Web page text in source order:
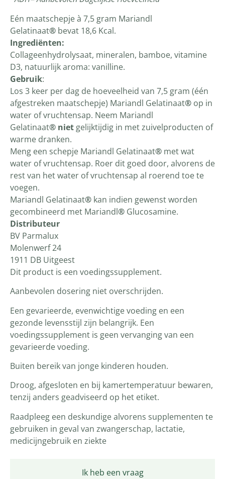
Ik heb een vraag
Eén maatschepje à 7,5 gram Mariandl
Gelatinaat® bevat 18,6 Kcal.
Ingrediënten:
Collageenhydrolysaat, mineralen, bamboe, vitamine
D3, natuurlijk aroma: vanilline.
Gebruik:
Los 3 keer per dag de hoeveelheid van 7,5 gram (één
afgestreken maatschepje) Mariandl Gelatinaat® op in
water of vruchtensap. Neem Mariandl
Gelatinaat® niet gelijktijdig in met zuivelproducten of
warme dranken.
Meng een schepje Mariandl Gelatinaat® met wat
water of vruchtensap. Roer dit goed door, alvorens de
rest van het water of vruchtensap al roerend toe te
voegen.
Mariandl Gelatinaat® kan indien gewenst worden
gecombineerd met Mariandl® Glucosamine.
Distributeur
BV Parmalux
Molenwerf 24
1911 DB Uitgeest
Dit product is een voedingssupplement.
Aanbevolen dosering niet overschrijden.
Een gevarieerde, evenwichtige voeding en een
gezonde levensstijl zijn belangrijk. Een
voedingssupplement is geen vervanging van een
gevarieerde voeding.
Buiten bereik van jonge kinderen houden.
Droog, afgesloten en bij kamertemperatuur bewaren,
tenzij anders geadviseerd op het etiket.
Raadpleeg een deskundige alvorens supplementen te
gebruiken in geval van zwangerschap, lactatie,
medicijngebruik en ziekte